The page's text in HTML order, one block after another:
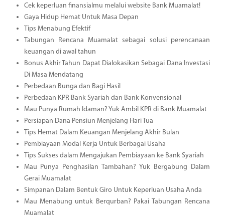
Cek keperluan finansialmu melalui website Bank Muamalat!
Gaya Hidup Hemat Untuk Masa Depan
Tips Menabung Efektif
Tabungan Rencana Muamalat sebagai solusi perencanaan
keuangan di awal tahun
Bonus Akhir Tahun Dapat Dialokasikan Sebagai Dana Investasi
Di Masa Mendatang
Perbedaan Bunga dan Bagi Hasil
Perbedaan KPR Bank Syariah dan Bank Konvensional
Mau Punya Rumah Idaman? Yuk Ambil KPR di Bank Muamalat
Persiapan Dana Pensiun Menjelang Hari Tua
Tips Hemat Dalam Keuangan Menjelang Akhir Bulan
Pembiayaan Modal Kerja Untuk Berbagai Usaha
Tips Sukses dalam Mengajukan Pembiayaan ke Bank Syariah
Mau Punya Penghasilan Tambahan? Yuk Bergabung Dalam
Gerai Muamalat
Simpanan Dalam Bentuk Giro Untuk Keperluan Usaha Anda
Mau Menabung untuk Berqurban? Pakai Tabungan Rencana
Muamalat